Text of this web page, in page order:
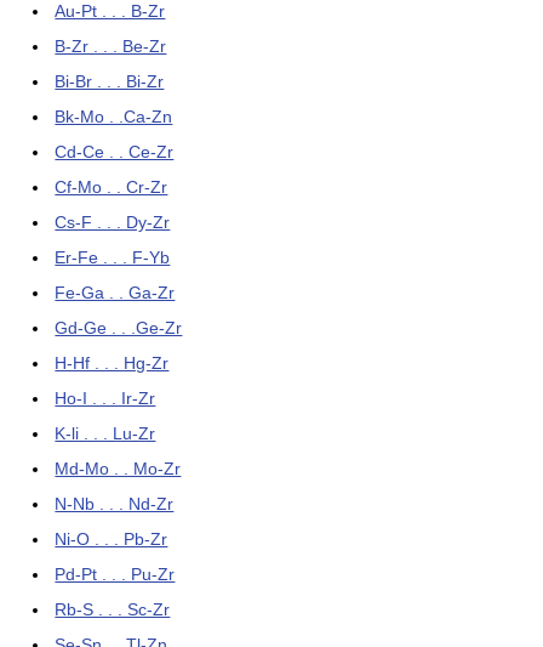
Au-Pt . . . B-Zr
B-Zr . . . Be-Zr
Bi-Br . . . Bi-Zr
Bk-Mo . .Ca-Zn
Cd-Ce . . Ce-Zr
Cf-Mo . . Cr-Zr
Cs-F . . . Dy-Zr
Er-Fe . . . F-Yb
Fe-Ga . . Ga-Zr
Gd-Ge . . .Ge-Zr
H-Hf . . . Hg-Zr
Ho-I . . . Ir-Zr
K-li . . . Lu-Zr
Md-Mo . . Mo-Zr
N-Nb . . . Nd-Zr
Ni-O . . . Pb-Zr
Pd-Pt . . . Pu-Zr
Rb-S . . . Sc-Zr